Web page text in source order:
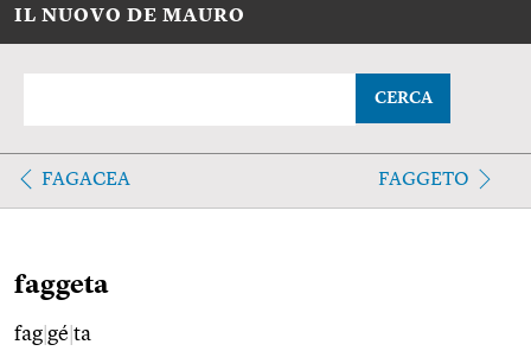
IL NUOVO DE MAURO
CERCA
FAGACEA FAGGETO
faggeta
fag gé ta